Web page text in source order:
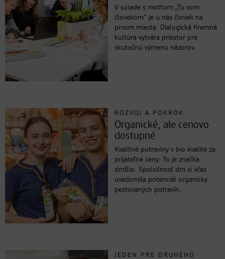
V súlade s mottom „Tu som
človekom“ je u nás človek na
prvom mieste. Dialogická firemná
kultúra vytvára priestor pre
skutočnú výmenu názorov.
ROZVOJ A POKROK
Organické, ale cenovo
dostupné
Kvalitné potraviny v bio kvalite za
prijateľné ceny: To je značka
dmBio. Spoločnosť dm si včas
uvedomila potenciál organicky
pestovaných potravín.
JEDEN PRE DRUHÉHO